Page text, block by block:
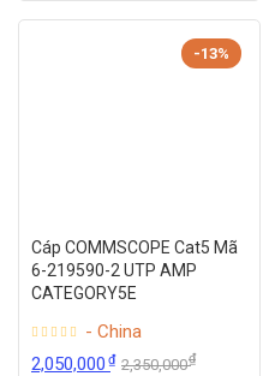
-13%
Cáp COMMSCOPE Cat5 Mã
6-219590-2 UTP AMP
CATEGORY5E
- China
2,050,000₫ 2,350,000₫